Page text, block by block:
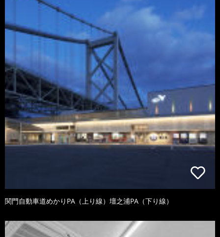
関門自動車道めかりPA（上り線）壇之浦PA（下り線）